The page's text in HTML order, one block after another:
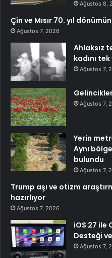
Ağustos 8,
Çin ve Mısır 70. yıl
Ağustos 7, 2026
Ahlaksız
kadını
Ağustos 7,
Gelincikler
Ağustos 7,
Yerin
Aynı
bulundu
Ağustos 7,
Trump aşı ve otizm
hazırlıyor
Ağustos 7, 2026
iOS 27 ile
Desteği
Ağustos 7,